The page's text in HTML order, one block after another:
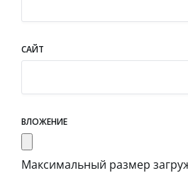
САЙТ
ВЛОЖЕНИЕ
Максимальный размер